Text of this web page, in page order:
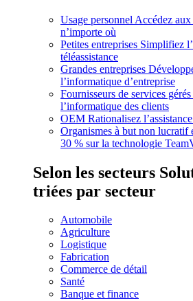
Usage personnel Accédez
n’importe où
Petites entreprises Simplifiez
téléassistance
Grandes entreprises
l’informatique d’entreprise
Fournisseurs de services gérés
l’informatique des clients
OEM Rationalisez
Organismes à but non lucratif
30 % sur la technologie
Selon les secteurs
triées par secteur
Automobile
Agriculture
Logistique
Fabrication
Commerce de détail
Santé
Banque et finance